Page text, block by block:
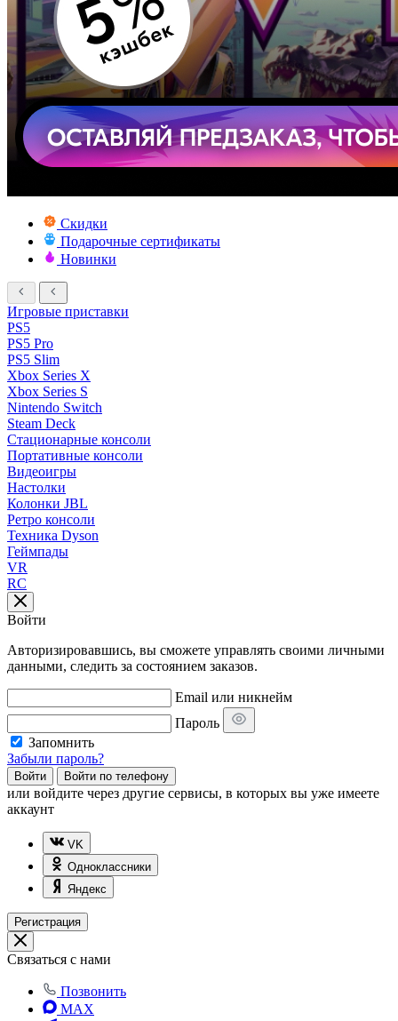
Скидки
Подарочные сертификаты
Новинки
Игровые приставки
PS5
PS5 Pro
PS5 Slim
Xbox Series X
Xbox Series S
Nintendo Switch
Steam Deck
Стационарные консоли
Портативные консоли
Видеоигры
Настолки
Колонки JBL
Ретро консоли
Техника Dyson
Геймпады
VR
RC
Войти
Авторизировавшись, вы сможете управлять своими личными
данными, следить за состоянием заказов.
Email или никнейм
Пароль
Запомнить
Забыли пароль?
Войти Войти по телефону
или войдите через другие сервисы, в которых вы уже имеете
аккаунт
VK
Одноклассники
Яндекс
Регистрация
Связаться с нами
Позвонить
MAX